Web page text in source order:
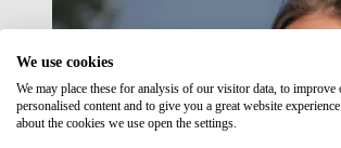
We use cookies
We may place these for analysis of our visitor data, to
personalised content and to give you a great website
about the cookies we use open the settings.